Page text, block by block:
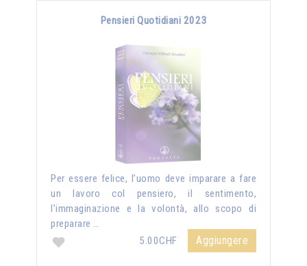
Pensieri Quotidiani 2023
Per essere felice, l’uomo deve imparare a fare
un lavoro col pensiero, il sentimento,
l’immaginazione e la volontà, allo scopo di
preparare …
5.00CHF
Aggiungere